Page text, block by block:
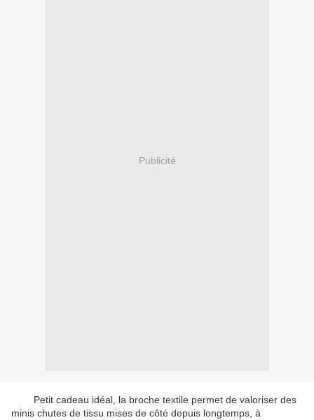
Publicité
Petit cadeau idéal, la broche textile permet de valoriser des
minis chutes de tissu mises de côté depuis longtemps, à